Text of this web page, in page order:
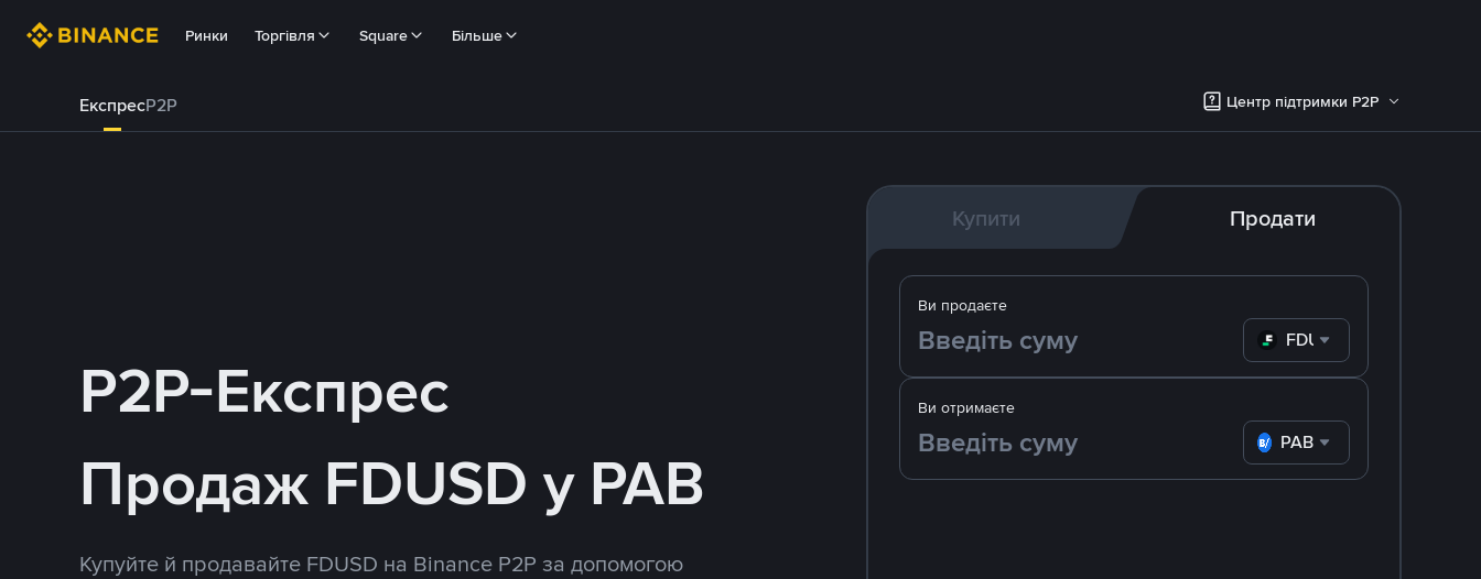
Ринки Торгівля Square Більше
ЕкспресP2P Центр підтримки P2P
P2P-Експрес
Продаж FDUSD у PAB
Купуйте й продавайте FDUSD на Binance P2P за допомогою
Купити Продати
Ви отримаєте
PAB
Ви продаєте
FDUSD